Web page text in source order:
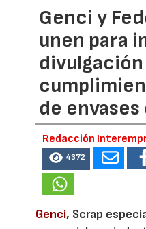
Genci y
unen para
divulgación
de
Redacción
4372
Genci, Scrap